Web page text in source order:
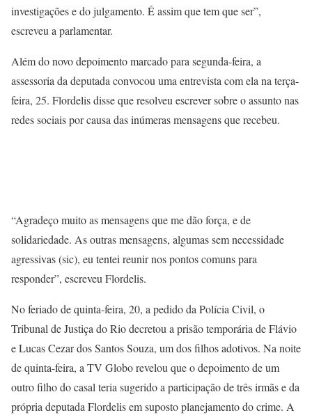
investigações e do julgamento. É assim que tem que ser”,
escreveu a parlamentar.
Além do novo depoimento marcado para segunda-feira, a
assessoria da deputada convocou uma entrevista com ela na terça-
feira, 25. Flordelis disse que resolveu escrever sobre o assunto nas
redes sociais por causa das inúmeras mensagens que recebeu.
“Agradeço muito as mensagens que me dão força, e de
solidariedade. As outras mensagens, algumas sem necessidade
agressivas (sic), eu tentei reunir nos pontos comuns para
responder”, escreveu Flordelis.
No feriado de quinta-feira, 20, a pedido da Polícia Civil, o
Tribunal de Justiça do Rio decretou a prisão temporária de Flávio
e Lucas Cezar dos Santos Souza, um dos filhos adotivos. Na noite
de quinta-feira, a TV Globo revelou que o depoimento de um
outro filho do casal teria sugerido a participação de três irmãs e da
própria deputada Flordelis em suposto planejamento do crime. A